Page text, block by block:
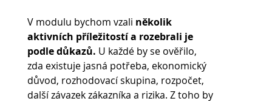
V modulu bychom vzali několik
aktivních příležitostí a rozebrali je
podle důkazů. U každé by se ověřilo,
zda existuje jasná potřeba, ekonomický
důvod, rozhodovací skupina, rozpočet,
další závazek zákazníka a rizika. Z toho by